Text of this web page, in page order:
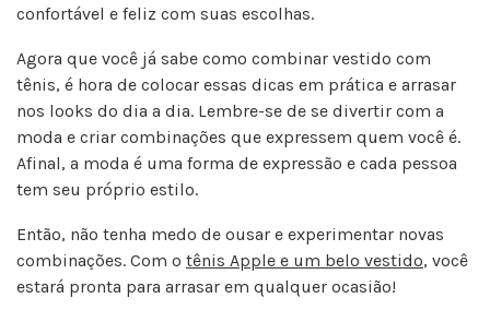
confortável e feliz com suas escolhas.
Agora que você já sabe como combinar vestido com
tênis, é hora de colocar essas dicas em prática e arrasar
nos looks do dia a dia. Lembre-se de se divertir com a
moda e criar combinações que expressem quem você é.
Afinal, a moda é uma forma de expressão e cada pessoa
tem seu próprio estilo.
Então, não tenha medo de ousar e experimentar novas
combinações. Com o tênis Apple e um belo vestido, você
estará pronta para arrasar em qualquer ocasião!